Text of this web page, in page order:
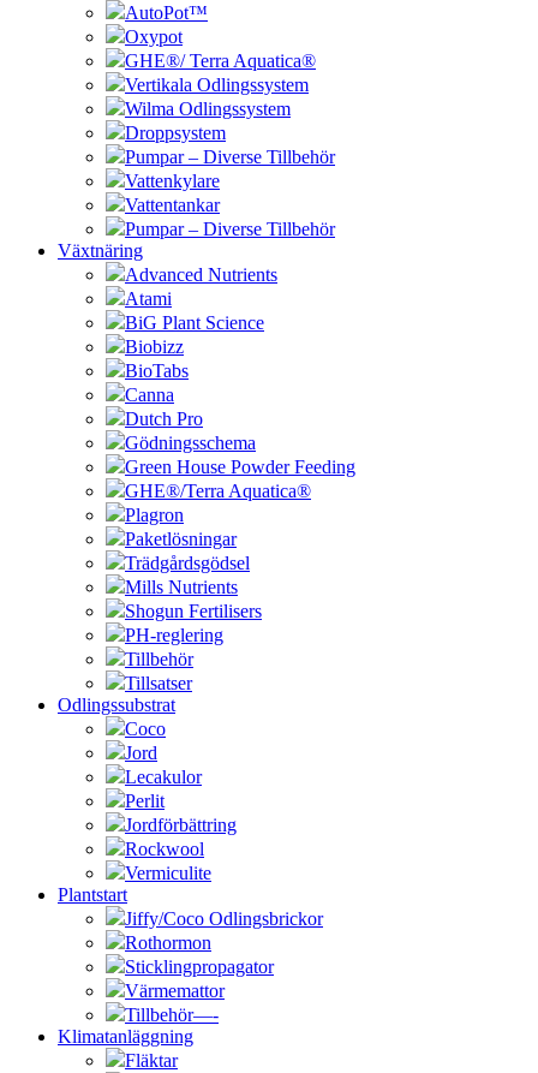
AutoPot™
Oxypot
GHE®/ Terra Aquatica®
Vertikala Odlingssystem
Wilma Odlingssystem
Droppsystem
Pumpar – Diverse Tillbehör
Vattenkylare
Vattentankar
Pumpar – Diverse Tillbehör
Växtnäring
Advanced Nutrients
Atami
BiG Plant Science
Biobizz
BioTabs
Canna
Dutch Pro
Gödningsschema
Green House Powder Feeding
GHE®/Terra Aquatica®
Plagron
Paketlösningar
Trädgårdsgödsel
Mills Nutrients
Shogun Fertilisers
PH-reglering
Tillbehör
Tillsatser
Odlingssubstrat
Coco
Jord
Lecakulor
Perlit
Jordförbättring
Rockwool
Vermiculite
Plantstart
Jiffy/Coco Odlingsbrickor
Rothormon
Sticklingpropagator
Värmemattor
Tillbehör—-
Klimatanläggning
Fläktar